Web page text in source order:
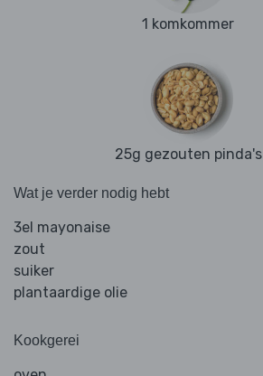
1 komkommer
25g gezouten pinda's
Wat je verder nodig hebt
3el mayonaise
zout
suiker
plantaardige olie
Kookgerei